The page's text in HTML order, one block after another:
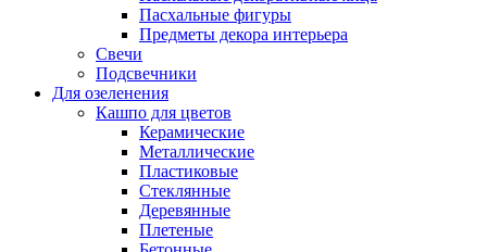
Пасхальные фигуры
Предметы декора интерьера
Свечи
Подсвечники
Для озеленения
Кашпо для цветов
Керамические
Металлические
Пластиковые
Стеклянные
Деревянные
Плетеные